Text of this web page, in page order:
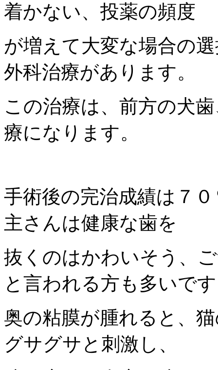
着かない、投薬の頻度
が増えて大変な場合の
外科治療があります。
この治療は、前方の犬
療になります。
手術後の完治成績は７
主さんは健康な歯を
抜くのはかわいそう、
と言われる方も多いで
奥の粘膜が腫れると、
グサグサと刺激し、